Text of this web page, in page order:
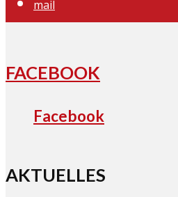
mail
FACEBOOK
Facebook
AKTUELLES